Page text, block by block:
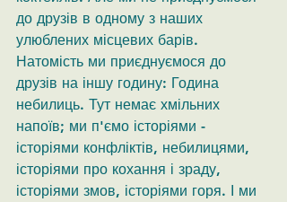
до друзів в одному з наших
улюблених місцевих барів.
Натомість ми приєднуємося до
друзів на іншу годину: Година
небилиць. Тут немає хмільних
напоїв; ми п'ємо історіями -
історіями конфліктів, небилицями,
історіями про кохання і зраду,
історіями змов, історіями горя. І ми